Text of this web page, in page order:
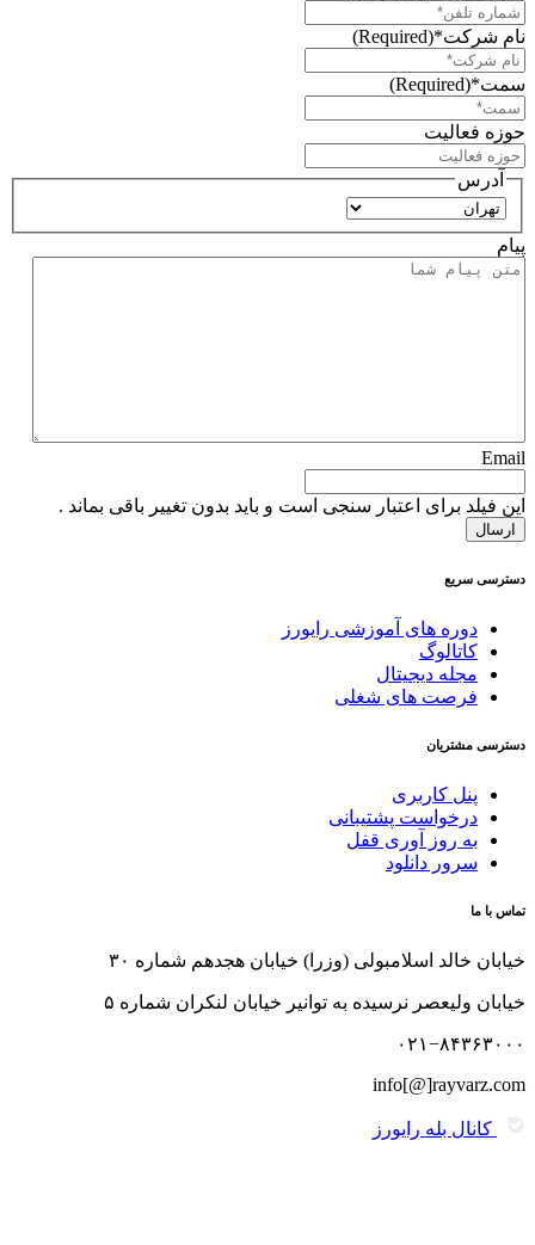
نام شرکت*(Required)
سمت*(Required)
حوزه فعالیت
آدرس
استان
پیام
Email
این فیلد برای اعتبار سنجی است و باید بدون تغییر باقی بماند .
دسترسی سریع
دوره های آموزشی رایورز
کاتالوگ
مجله دیجیتال
فرصت های شغلی
دسترسی مشتریان
پنل کاربری
درخواست پشتیبانی
به روز آوری قفل
سرور دانلود
تماس با ما
خیابان خالد اسلامبولی (وزرا) خیابان هجدهم شماره ۳۰
خیابان ولیعصر نرسیده به توانیر خیابان لنکران شماره ۵
۰۲۱−۸۴۳۶۳۰۰۰
info[@]rayvarz.com
کانال بله رایورز